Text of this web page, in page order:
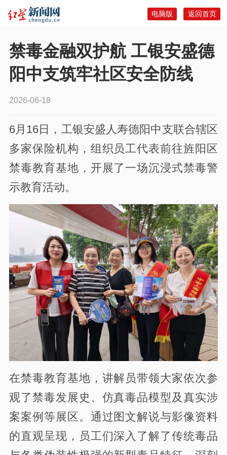
返回首页
电脑版
禁毒金融双护航 工银安盛德
阳中支筑牢社区安全防线
2026-06-18
6月16日，工银安盛人寿德阳中支联合辖区
多家保险机构，组织员工代表前往旌阳区
禁毒教育基地，开展了一场沉浸式禁毒警
示教育活动。
在禁毒教育基地，讲解员带领大家依次参
观了禁毒发展史、仿真毒品模型及真实涉
案案例等展区。通过图文解说与影像资料
的直观呈现，员工们深入了解了传统毒品